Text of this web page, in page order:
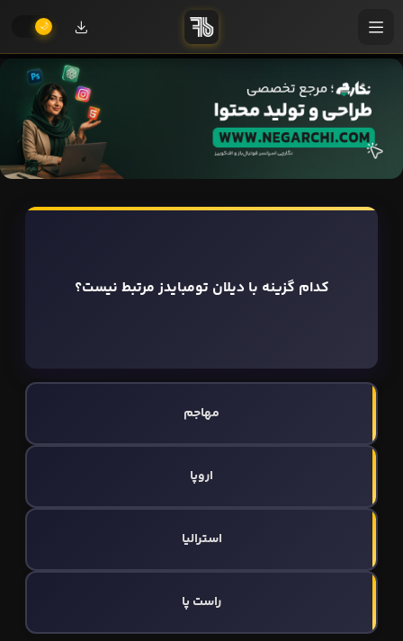
کدام گزینه با دیلان تومبایدز مرتبط نیست؟
مهاجم
اروپا
استرالیا
راست پا